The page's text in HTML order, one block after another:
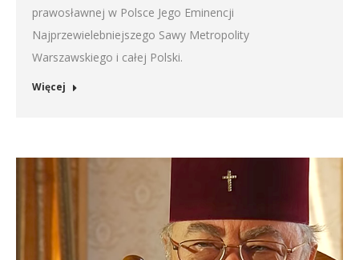
prawosławnej w Polsce Jego Eminencji
Najprzewielebniejszego Sawy Metropolity
Warszawskiego i całej Polski.
Więcej